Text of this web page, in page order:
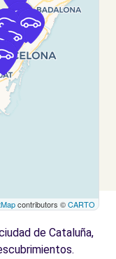
-
-
10.8
contributors ©CARTO
de Cataluña,